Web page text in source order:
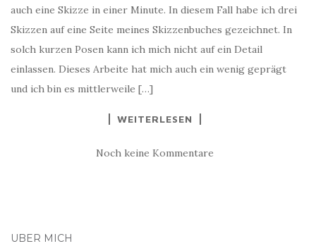
auch eine Skizze in einer Minute. In diesem Fall habe ich drei
Skizzen auf eine Seite meines Skizzenbuches gezeichnet. In
solch kurzen Posen kann ich mich nicht auf ein Detail
einlassen. Dieses Arbeite hat mich auch ein wenig geprägt
und ich bin es mittlerweile […]
WEITERLESEN
Noch keine Kommentare
ÜBER MICH